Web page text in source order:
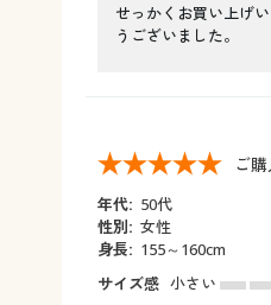
せっかくお買い上げ
うございました。
ご
年代: 50代
性別: 女性
身長: 155～160cm
サイズ感 小さい